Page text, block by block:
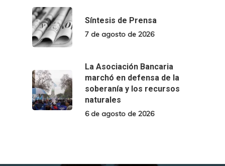
Síntesis de Prensa
7 de agosto de 2026
La Asociación Bancaria
marchó en defensa de la
soberanía y los recursos
naturales
6 de agosto de 2026